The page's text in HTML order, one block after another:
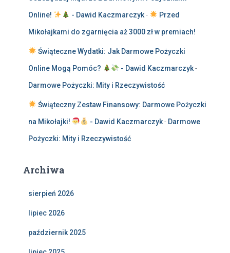
Online! - Dawid Kaczmarczyk- Przed
Mikołajkami do zgarnięcia aż 3000 zł w premiach!
Świąteczne Wydatki: Jak Darmowe Pożyczki
Online Mogą Pomóc? - Dawid Kaczmarczyk-
Darmowe Pożyczki: Mity i Rzeczywistość
Świąteczny Zestaw Finansowy: Darmowe Pożyczki
na Mikołajki! - Dawid Kaczmarczyk- Darmowe
Pożyczki: Mity i Rzeczywistość
Archiwa
sierpień 2026
lipiec 2026
październik 2025